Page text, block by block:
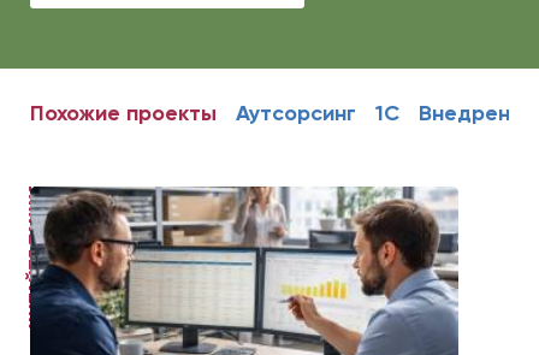
Похожие проекты Аутсорсинг 1С
ЧИТАЙТЕ ТАКЖЕ